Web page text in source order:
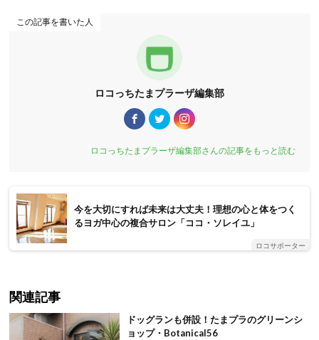
この記事を書いた人
ロコっちたまプラーザ編集部
ロコっちたまプラーザ編集部さんの記事をもっと読む
今を大切にすれば未来は大丈夫！理想の心と体をつく
るヨガ中心の複合サロン「ココ・ソレイユ」
ロコサポーター
関連記事
ドッグランも併設！たまプラのグリーンシ
ョップ・Botanical56